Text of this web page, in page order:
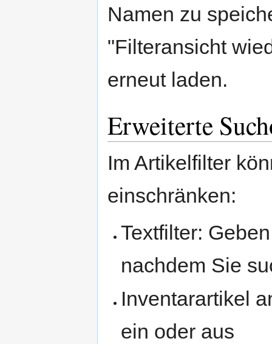
Namen zu
"Filteransicht
erneut laden.
Erweiterte
Im Artikelfilter
einschränken:
Textfilter:
nachdem Sie
Inventarartikel
ein oder aus